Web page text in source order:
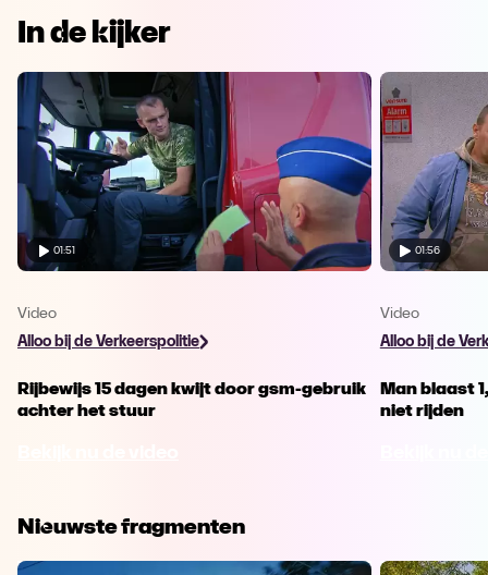
In de kijker
01:51
Video
Alloo bij de Verkeerspolitie
Rijbewijs 15 dagen kwijt door gsm-gebruik
achter het stuur
01:56
Video
Alloo bij de
Man blaast
niet rijden
Nieuwste fragmenten